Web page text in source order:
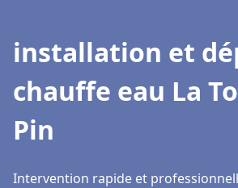
installation et
chauffe eau La
Pin
Intervention rapide et